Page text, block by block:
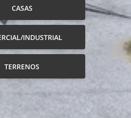
CASAS
INDUSTRIAL
TERRENOS